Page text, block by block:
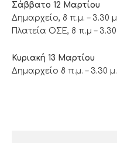
Σάββατο 12 Μαρτίου
Δημαρχείο, 8 π.μ. – 3.30
Πλατεία ΟΣΕ, 8 π.μ –
Κυριακή 13 Μαρτίου
Δημαρχείο 8 π.μ. – 3.30